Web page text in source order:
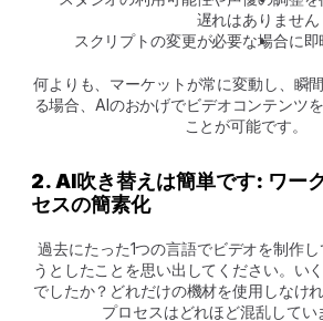
遅れはありません
スクリプトの変更が必要な場合に
何よりも、マーケットが常に変動し、瞬
る場合、AIのおかげでビデオコンテンツ
ことが可能です。
2. AI吹き替えは簡単です: ワー
セスの簡素化
過去にたった1つの言語でビデオを制作
うとしたことを思い出してください。い
でしたか？どれだけの機材を使用しなけ
プロセスはどれほど混乱してい